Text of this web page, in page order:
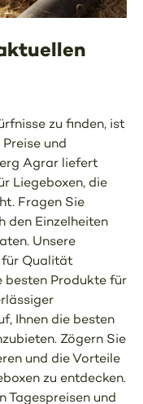
zu finden, ist
und
Agrar liefert
Liegeboxen, die
Fragen Sie
den Einzelheiten
Unsere
für Qualität
besten Produkte für
Ihnen die besten
Zögern Sie
und die Vorteile
zu entdecken.
Tagespreisen und